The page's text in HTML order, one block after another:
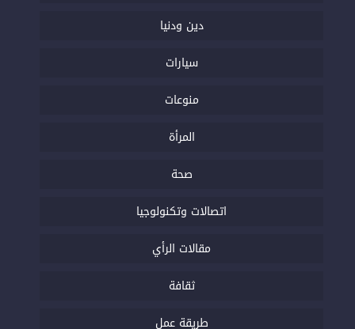
دين ودنيا
سيارات
منوعات
المرأة
صحة
اتصالات وتكنولوجيا
مقالات الرأي
ثقافة
طريقة عمل